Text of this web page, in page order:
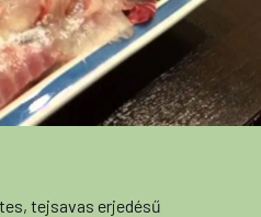
tejsavas erjedésű